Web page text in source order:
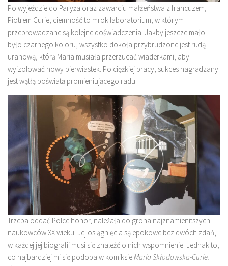
Po wyjeździe do Paryża oraz zawarciu małżeństwa z francuzem,
Piotrem Curie, ciemność to mrok laboratorium, w którym
przeprowadzane są kolejne doświadczenia. Jakby jeszcze mało
było czarnego koloru, wszystko dokoła przybrudzone jest rudą
uranową, którą Maria musiała przerzucać wiaderkami, aby
wyizolować nowy pierwiastek. Po ciężkiej pracy, sukces nagradzany
jest wątłą poświatą promieniującego radu.
Trzeba oddać Polce honor, należała do grona najznamienitszych
naukowców XX wieku. Jej osiągnięcia są epokowe bez dwóch zdań,
w każdej jej biografii musi się znaleźć o nich wspomnienie. Jednak to,
co najbardziej mi się podoba w komiksieMaria Skłodowska-Curie.